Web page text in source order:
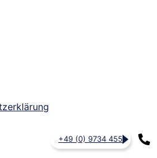
+49 (0) 9734 455